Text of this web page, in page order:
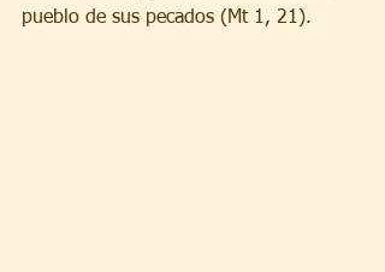
pueblo de sus pecados (Mt 1, 21).